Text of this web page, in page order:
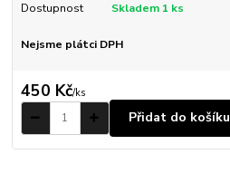
Dostupnost Skladem 1 ks
Nejsme plátci DPH
450 Kč/ks
Přidat do košíku